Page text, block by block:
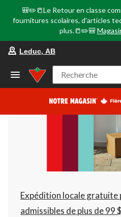
🎒✏️📒Le Retour en classe
fournitures scolaires, d'articles
plus.📒✏️🎒
à
Leduc, AB
Recherche
Expédition locale gratuite
admissibles de plus de 99